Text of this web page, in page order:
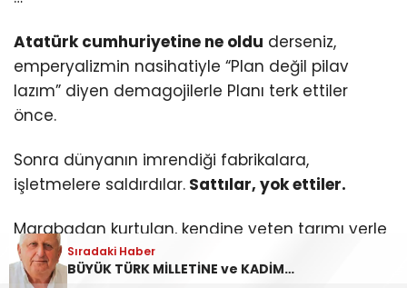
Atatürk cumhuriyetine ne oldu derseniz,
emperyalizmin nasihatiyle “Plan değil pilav
lazım” diyen demagojilerle Planı terk ettiler
önce.
Sonra dünyanın imrendiği fabrikalara,
işletmelere saldırdılar. Sattılar, yok ettiler.
Marabadan kurtulan, kendine yeten tarımı yerle
bir ettiler.Sıradaki Haber
BÜYÜK TÜRK MİLLETİNE ve KADİM COĞRAFYAMIZIN ONURLU, VATANINA BAĞLI EVLATLARINA,